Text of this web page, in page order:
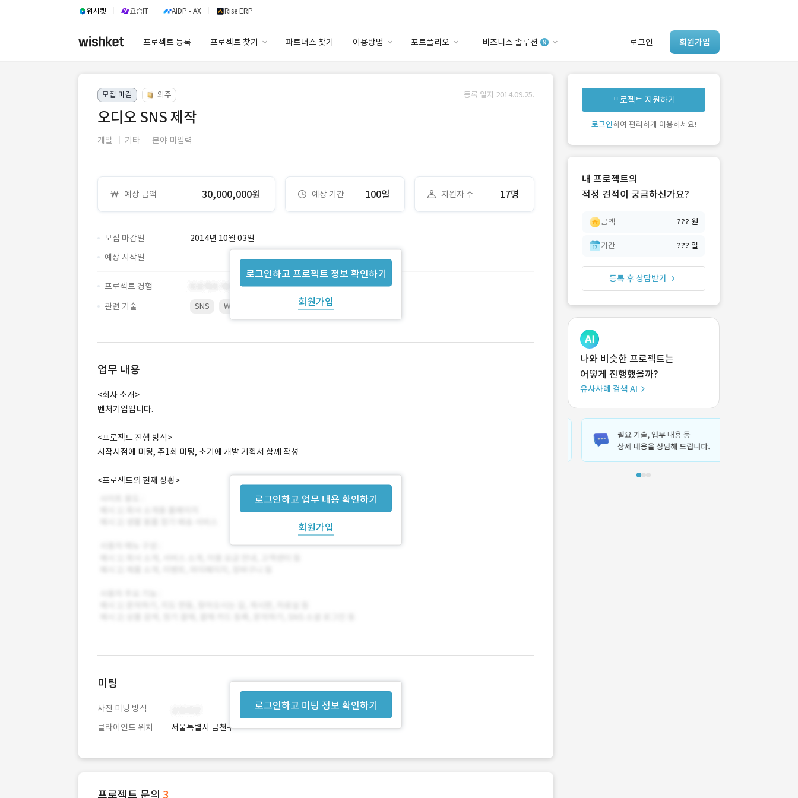
위시켓 요즘IT AIDP - AX Rise ERP
프로젝트 등록 프로젝트 찾기 파트너스 찾기 이용방법 포트폴리오 비즈니스 솔루션 로그인 회원가입
안심 코드 케어
유사사례 검색 AI
‘이런 거’ 만들어본
개발 회사 있어?
모집 마감 외주 등록 일자 2014.09.25.
오디오 SNS 제작
개발 기타 분야 미입력
예상 금액 30,000,000원 예상 기간 100일 지원자 수 17명
모집 마감일 2014년 10월 03일
로그인하고 프로젝트 정보 확인하기
회원가입
예상 시작일
프로젝트 경험
관련 기술
SNS Web
업무 내용
로그인하고 업무 내용 확인하기
회원가입
<회사 소개>
벤처기업입니다.
<프로젝트 진행 방식>
시작시점에 미팅, 주1회 미팅, 초기에 개발 기획서 함께 작성
<프로젝트의 현재 상황>
로그인하고 미팅 정보 확인하기
미팅
사전 미팅 방식
클라이언트 위치
서울특별시 금천구
프로젝트 문의 3
프로젝트 지원하기
로그인하여 편리하게 이용하세요!
내 프로젝트의
적정 견적이 궁금하신가요?
금액 ??? 원
기간 ??? 일
등록 후 상담받기
나와 비슷한 프로젝트는
어떻게 진행했을까?
유사사례 검색 AI